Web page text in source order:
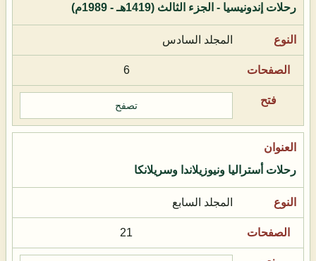
رحلات إندونيسيا - الجزء الثالث (1419هـ - 1989م)
المجلد السادس
6
تصفح
رحلات أستراليا ونيوزيلاندا وسريلانكا
المجلد السابع
21